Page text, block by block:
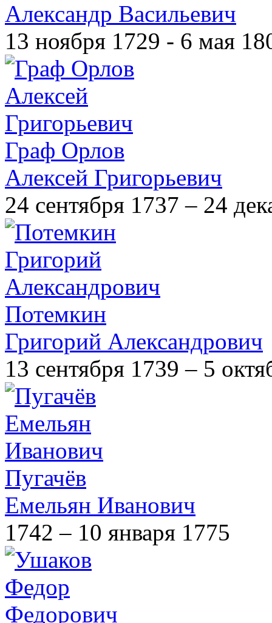
Александр Васильевич
13 ноября 1729 - 6 мая
Граф Орлов
Алексей Григорьевич
24 сентября 1737 – 24
Потемкин
Григорий Александрович
13 сентября 1739 – 5
Пугачёв
Емельян Иванович
1742 – 10 января 1775